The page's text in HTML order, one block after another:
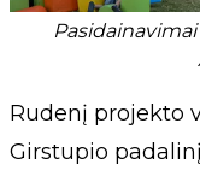
Rudenį projekto
Girstupio